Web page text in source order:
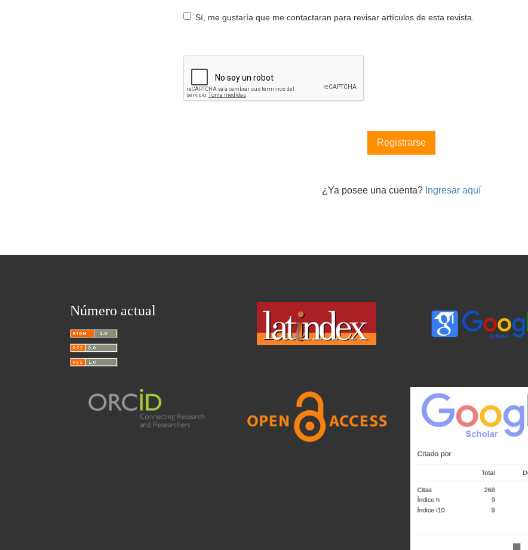
Sí, me gustaría que me contactaran para revisar artículos de esta revista.
Registrarse
¿Ya posee una cuenta? Ingresar aquí
Número actual